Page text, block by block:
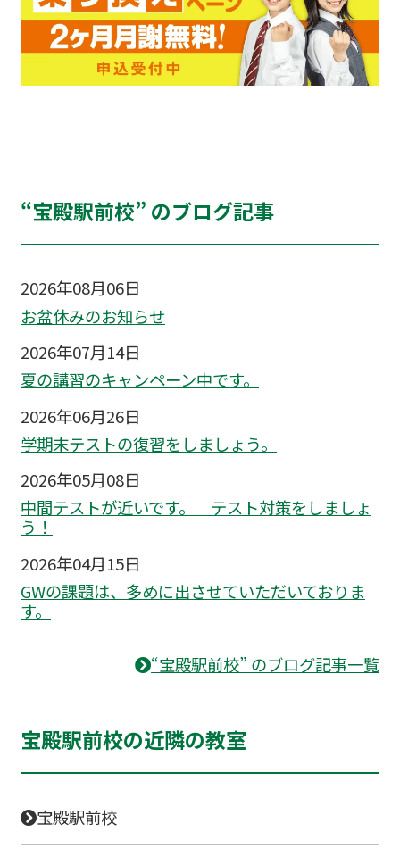
“宝殿駅前校” のブログ記事
2026年08月06日
お盆休みのお知らせ
2026年07月14日
夏の講習のキャンペーン中です。
2026年06月26日
学期末テストの復習をしましょう。
2026年05月08日
中間テストが近いです。 テスト対策をしましょ
う！
2026年04月15日
GWの課題は、多めに出させていただいておりま
す。
“宝殿駅前校” のブログ記事一覧
宝殿駅前校の近隣の教室
宝殿駅前校